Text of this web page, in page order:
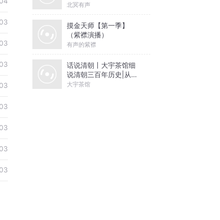
北冥有声
摸金天师【第一季】
（紫襟演播）
有声的紫襟
话说清朝丨大宇茶馆细
说清朝三百年历史|从努
尔哈赤到末代皇帝溥仪|
大宇茶馆